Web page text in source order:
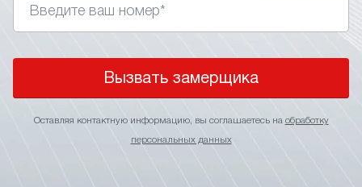
Вызвать замерщика
Оставляя контактную информацию, вы соглашаетесь на обработку
персональных данных